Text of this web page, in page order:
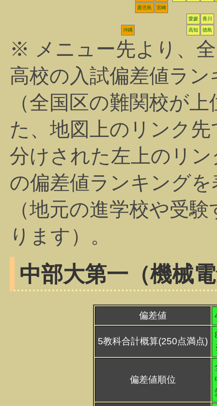
鹿児島 宮崎
愛媛 香川
沖縄 高知 徳島
※ メニュー先より、
高校の入試偏差値ラ
（全国区の難関校が
た、地図上のリンク
分けされた左上のリ
の偏差値ランキング
（地元の進学校や受
ります）。
中部大第一（機械
偏差値
5教科合計概算(250点満点)
偏差値順位